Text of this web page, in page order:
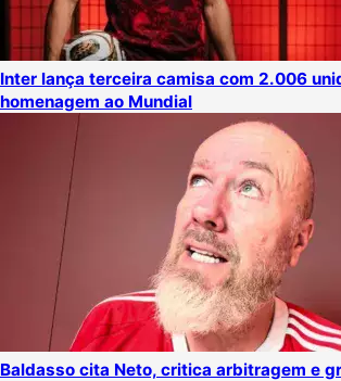
Inter lança terceira camisa com 2.006
homenagem ao Mundial
Baldasso cita Neto, critica arbitragem e